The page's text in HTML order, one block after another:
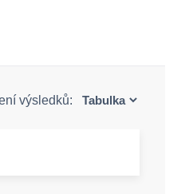
výsledků: